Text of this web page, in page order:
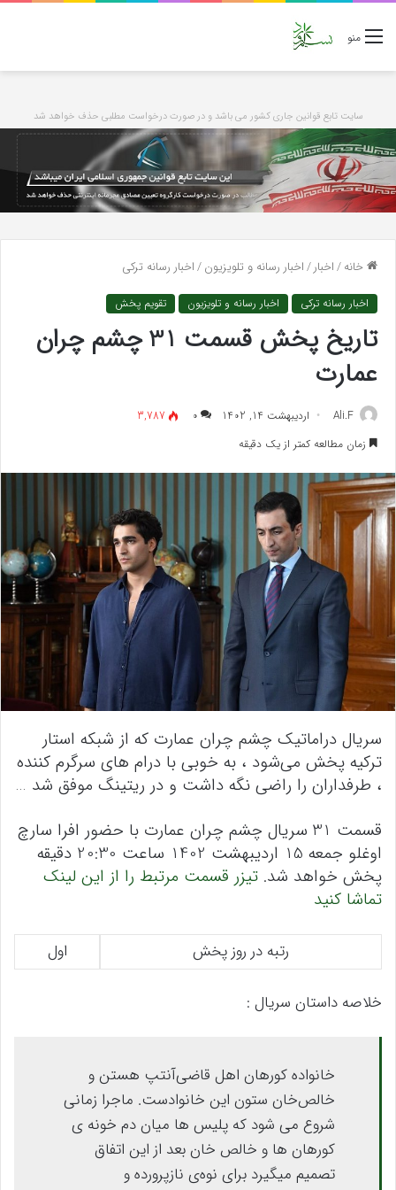
منو
سایت تابع قوانین جاری کشور می باشد و در صورت درخواست مطلبی حذف خواهد شد
خانه/اخبار/اخبار رسانه و تلویزیون/اخبار رسانه ترکی
اخبار رسانه ترکی اخبار رسانه و تلویزیون تقویم پخش
تاریخ پخش قسمت 31 چشم چران
عمارت
Ali.F اردیبهشت 14, 1402 ۰
3,787
زمان مطالعه کمتر از یک دقیقه
سریال دراماتیک چشم چران عمارت که از شبکه استار
ترکیه پخش می‌شود ، به خوبی با درام های سرگرم کننده
، طرفداران را راضی نگه داشت و در ریتینگ موفق شد …
قسمت 31 سریال چشم چران عمارت با حضور افرا سارچ
اوغلو جمعه 15 اردیبهشت 1402 ساعت 20:30 دقیقه
پخش خواهد شد. تیزر قسمت مرتبط را از این لینک
تماشا کنید
رتبه در روز پخش اول
خلاصه داستان سریال :
خانواده کورهان اهل قاضی‌آنتپ هستن و
خالص‌خان ستون این خانوادست. ماجرا زمانی
شروع می شود که پلیس ها میان دم خونه ی
کورهان ها و خالص خان بعد از این اتفاق
تصمیم میگیرد برای نوه‌ی نازپرورده و